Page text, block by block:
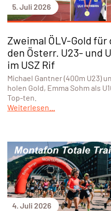
5. Juli 2026
Zweimal ÖLV-Gold
den Österr. U23- und
im USZ Rif
Michael Gantner (400m U23)
holen Gold, Emma Sohm als
Top-ten.
Weiterlesen...
4. Juli 2026